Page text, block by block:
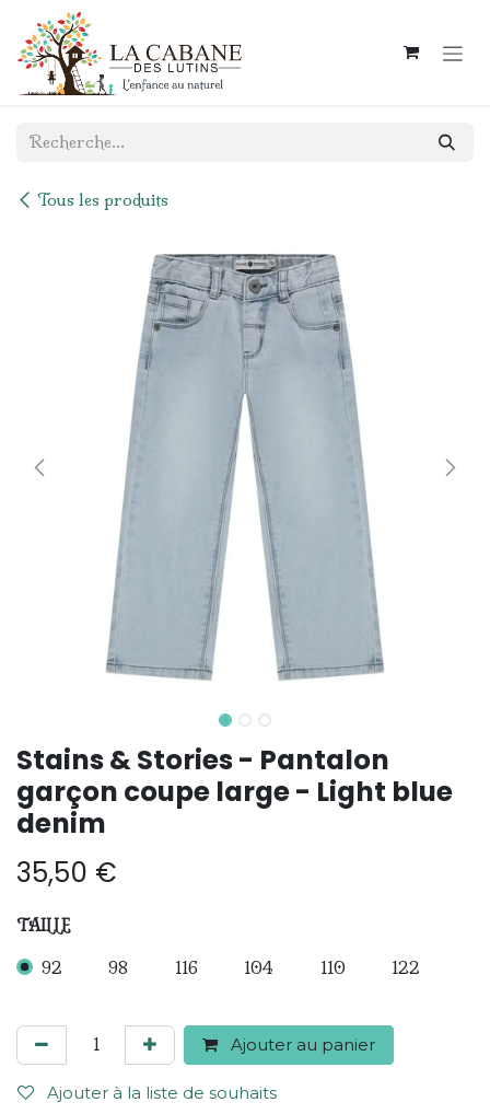
Se rendre au contenu
Tous les produits
Stains & Stories - Pantalon
garçon coupe large - Light blue
denim
35,50 €
TAILLE
92 98 116 104 110 122
Ajouter au panier
Ajouter à la liste de souhaits